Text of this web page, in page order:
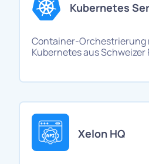
Kubernetes
Container-Orchestrierung
Kubernetes aus
Xelon HQ